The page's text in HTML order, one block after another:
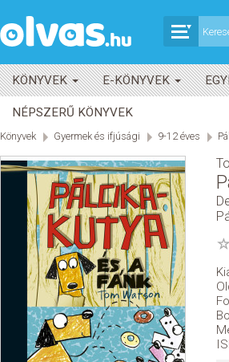
KÖNYVEK E-KÖNYVEK
NÉPSZERŰ KÖNYVEK
Könyvek Gyermek és ifjúsági 9-12 éves